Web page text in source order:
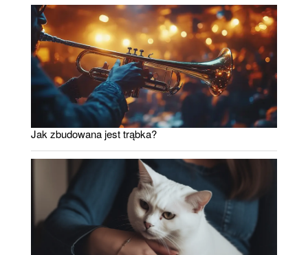
Jak zbudowana jest trąbka?